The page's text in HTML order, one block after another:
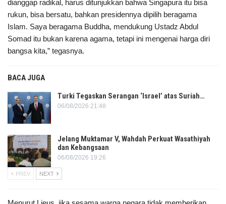
dianggap radikal, harus ditunjukkan bahwa Singapura itu bisa
rukun, bisa bersatu, bahkan presidennya dipilih beragama
Islam. Saya beragama Buddha, mendukung Ustadz Abdul
Somad itu bukan karena agama, tetapi ini mengenai harga diri
bangsa kita,” tegasnya.
BACA JUGA
Turki Tegaskan Serangan ‘Israel’ atas Suriah…
06/08/2026 21:48
Jelang Muktamar V, Wahdah Perkuat Wasathiyah
dan Kebangsaan
06/08/2026 19:26
PREV NEXT